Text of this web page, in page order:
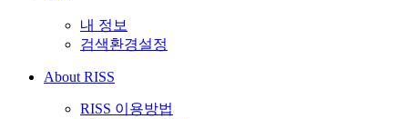
내 정보
검색환경설정
About RISS
RISS 이용방법